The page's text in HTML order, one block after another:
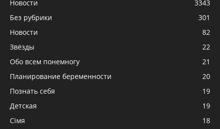
Новости
3343
Без рубрики
301
Новости
82
Звёзды
22
Обо всем понемногу
21
Планирование беременности
20
Познать себя
19
Детская
19
Сімя
18